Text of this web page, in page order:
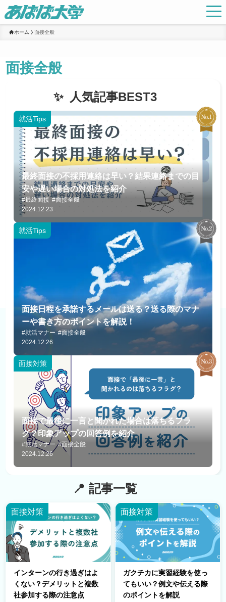
ホーム 面接全般
面接全般
人気記事BEST3
就活Tips
最終面接の不採用連絡は早い？結果連絡までの目
安や遅い場合の対処法を紹介
#最終面接 #面接全般
2024.12.23
就活Tips
面接日程を承諾するメールは送る？送る際のマナ
ーや書き方のポイントを解説！
#就活マナー #面接全般
2024.12.26
面接対策
面接で最後に一言と聞かれた場合は落ちるフラ
グ？印象アップの回答例を紹介
#就活マナー #面接全般
2024.12.26
記事一覧
インターンの行き過ぎはよ
くない？デメリットと複数
社参加する際の注意点
面接対策
ガクチカに実習経験を使っ
てもいい？例文や伝える際
のポイントを解説
面接対策